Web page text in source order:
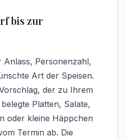
bis zur
Anlass, Personenzahl,
Art der Speisen.
der zu Ihrem
Platten, Salate,
oder kleine Häppchen
Termin ab. Die